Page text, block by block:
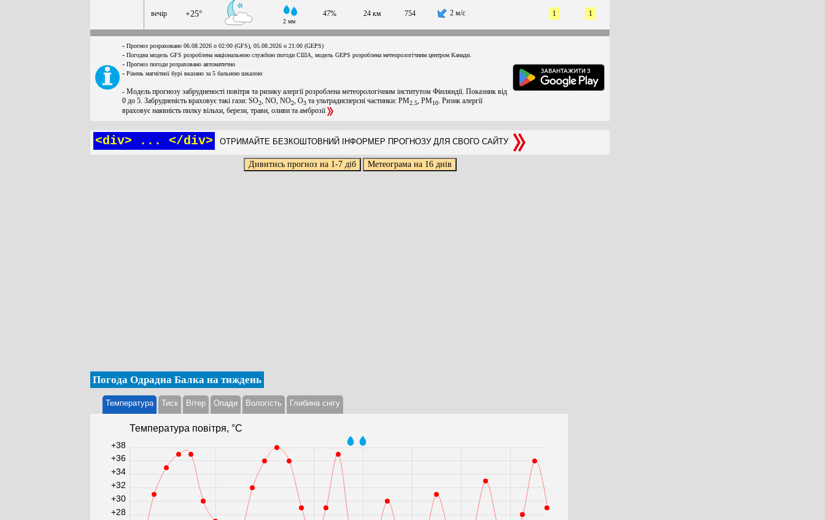
вечір +25°
2 мм
47% 24 км 754 2 м/с 1 1
- Прогноз розраховано 06.08.2026 о 02:00 (GFS), 05.08.2026 о 21:00 (GEPS)
- Погодна модель GFS розроблена національною службою погоди США, модель GEPS розроблена метеорологічним центром Канади.
- Прогноз погоди розраховано автоматично
- Рівень магнітної бурі вказано за 5 бальною шкалою
- Модель прогнозу забрудненості повітря та ризику алергії розроблена метеорологічним інститутом Фінляндії. Показник від
0 до 5. Забрудненість враховує такі гази: SO2 , NO, NO2 , O3 та ультрадисперсні частинки: PM2.5 , PM10 . Ризик алергії
враховує наявність пилку вільхи, берези, трави, оливи та амброзії
<div> ... </div> ОТРИМАЙТЕ БЕЗКОШТОВНИЙ ІНФОРМЕР ПРОГНОЗУ ДЛЯ СВОГО САЙТУ
Погода Одрадна Балка на тиждень
Температура Тиск Вітер Опади Вологість Глибина снігу
Температура повітря, °С
+28
+30
+32
+34
+36
+38